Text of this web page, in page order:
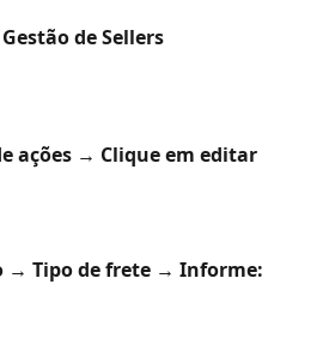
de Sellers
ações → Clique em editar
→ Tipo de frete → Informe: